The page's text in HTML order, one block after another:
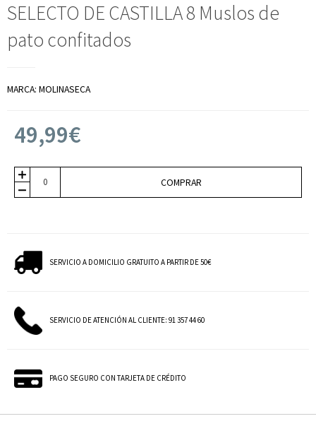
SELECTO DE CASTILLA 8 Muslos de
pato confitados
MARCA: MOLINASECA
49,99€
COMPRAR
SERVICIO A DOMICILIO GRATUITO A PARTIR DE 50€
SERVICIO DE ATENCIÓN AL CLIENTE: 91 357 44 60
PAGO SEGURO CON TARJETA DE CRÉDITO